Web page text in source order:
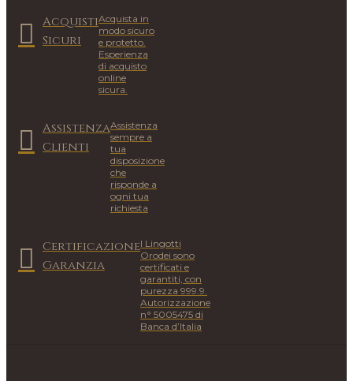
Acquisti
Sicuri
Acquista in
modo sicuro
e protetto.
Esperienza
di acquisto
online
sicura.
Assistenza
Clienti
Assistenza
sempre a
tua
disposizione
che
risponde a
ogni tua
richiesta
Certificazione
Garanzia
I Lingotti
Orodei sono
certificati e
garantiti, con
purezza 999.9.
Autorizzazione
n° 5005475 di
Banca d’Italia